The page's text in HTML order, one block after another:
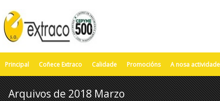
Principal Coñece Extraco Calidade Promocións A nosa actividade
Arquivos de 2018 Marzo